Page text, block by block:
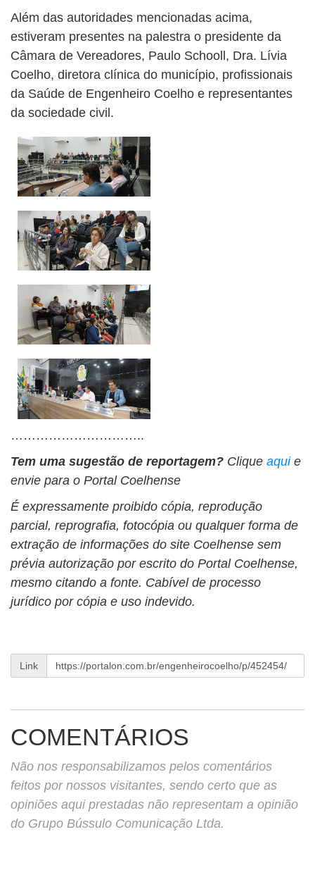
Além das autoridades mencionadas acima,
estiveram presentes na palestra o presidente da
Câmara de Vereadores, Paulo Schooll, Dra. Lívia
Coelho, diretora clínica do município, profissionais
da Saúde de Engenheiro Coelho e representantes
da sociedade civil.
…………………………..
Tem uma sugestão de reportagem? Clique aqui e
envie para o Portal Coelhense
É expressamente proibido cópia, reprodução
parcial, reprografia, fotocópia ou qualquer forma de
extração de informações do site Coelhense sem
prévia autorização por escrito do Portal Coelhense,
mesmo citando a fonte. Cabível de processo
jurídico por cópia e uso indevido.
Link
COMENTÁRIOS
Não nos responsabilizamos pelos comentários
feitos por nossos visitantes, sendo certo que as
opiniões aqui prestadas não representam a opinião
do Grupo Bússulo Comunicação Ltda.